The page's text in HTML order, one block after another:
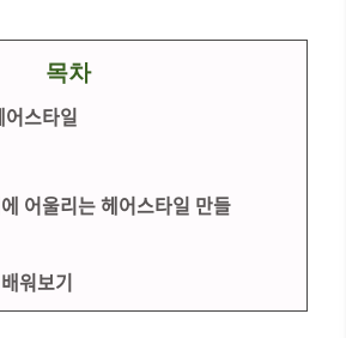
목차
스타일
어울리는 헤어스타일 만들
워보기